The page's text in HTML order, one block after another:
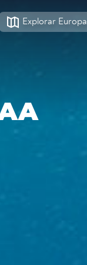
Explorar Europa